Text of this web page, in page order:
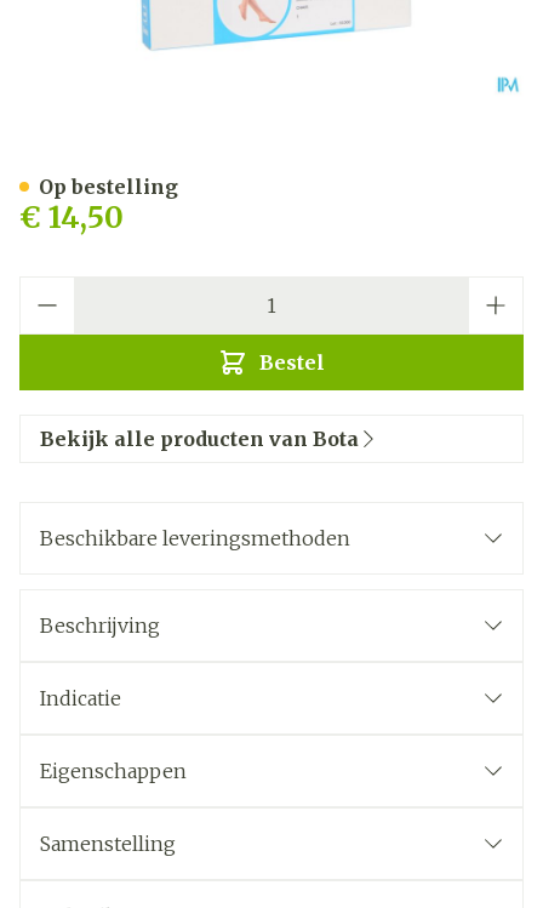
€ 14,50
Bestel
Op bestelling
Bekijk alle producten van Bota
Beschikbare leveringsmethoden
Beschrijving
Indicatie
Eigenschappen
Samenstelling